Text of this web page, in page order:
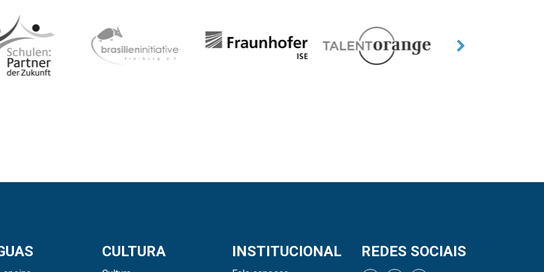
CULTURA INSTITUCIONAL REDES SOCIAIS